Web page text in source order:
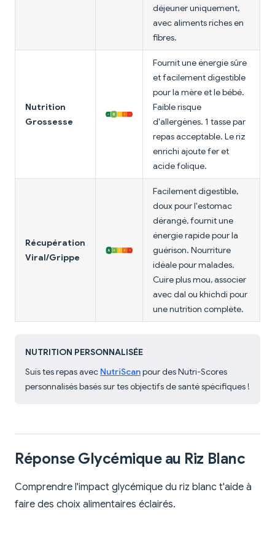
déjeuner uniquement,
avec aliments riches en
fibres.
Nutrition
Grossesse
Fournit une énergie sûre
et facilement digestible
pour la mère et le bébé.
Faible risque
d'allergènes. 1 tasse par
repas acceptable. Le riz
enrichi ajoute fer et
acide folique.
Récupération
Viral/Grippe
Facilement digestible,
doux pour l'estomac
dérangé, fournit une
énergie rapide pour la
guérison. Nourriture
idéale pour malades.
Cuire plus mou, associer
avec dal ou khichdi pour
une nutrition complète.
NUTRITION PERSONNALISÉE
Suis tes repas avec NutriScanpour des Nutri-Scores
personnalisés basés sur tes objectifs de santé spécifiques !
Réponse Glycémique au Riz Blanc
Comprendre l'impact glycémique du riz blanc t'aide à
faire des choix alimentaires éclairés.